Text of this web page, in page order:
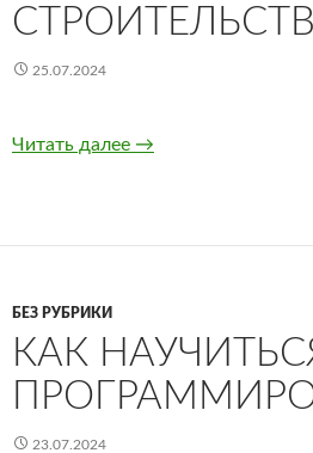
25.07.2024
Читать далее Какие бывают
→
БЕЗ РУБРИКИ
КАК
23.07.2024